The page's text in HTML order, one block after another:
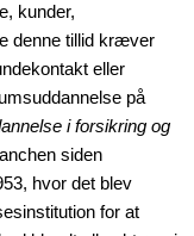
kunder,
denne tillid kræver
eller
på
i forsikring og
siden
hvor det blev
for at